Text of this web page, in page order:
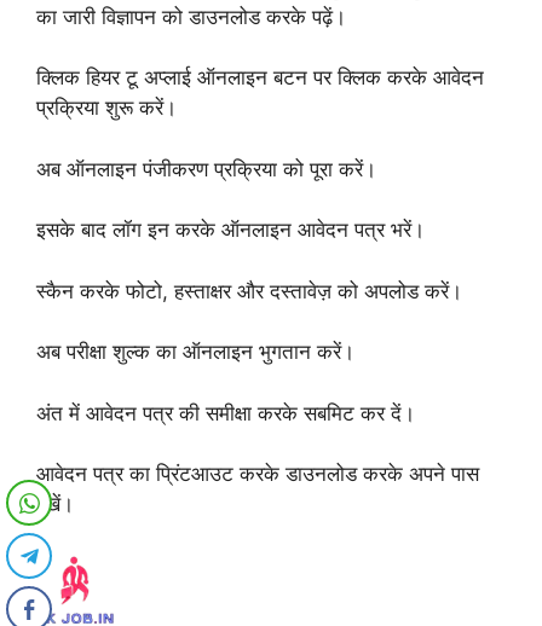
का जारी विज्ञापन को डाउनलोड करके पढ़ें।
क्लिक हियर टू अप्लाई ऑनलाइन बटन पर क्लिक करके आवेदन
प्रक्रिया शुरू करें।
अब ऑनलाइन पंजीकरण प्रक्रिया को पूरा करें।
इसके बाद लॉग इन करके ऑनलाइन आवेदन पत्र भरें।
स्कैन करके फोटो, हस्ताक्षर और दस्तावेज़ को अपलोड करें।
अब परीक्षा शुल्क का ऑनलाइन भुगतान करें।
अंत में आवेदन पत्र की समीक्षा करके सबमिट कर दें।
आवेदन पत्र का प्रिंटआउट करके डाउनलोड करके अपने पास
रखें।